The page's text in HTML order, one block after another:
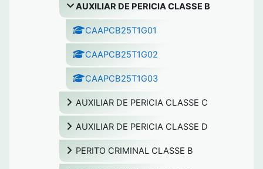
AUXILIAR DE PERICIA CLASSE B
CAAPCB25T1G01
CAAPCB25T1G02
CAAPCB25T1G03
AUXILIAR DE PERICIA CLASSE C
AUXILIAR DE PERICIA CLASSE D
PERITO CRIMINAL CLASSE B